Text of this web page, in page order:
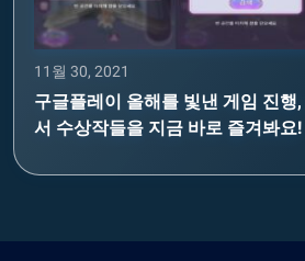
11월 30, 2021
구글플레이 올해를 빛낸 게임 진행
서 수상작들을 지금 바로 즐겨봐요!